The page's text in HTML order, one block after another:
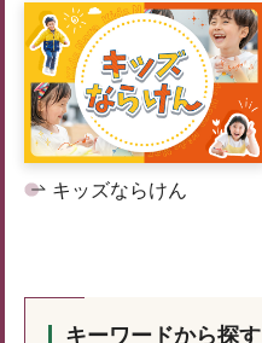
キッズならけん
キーワードから探す